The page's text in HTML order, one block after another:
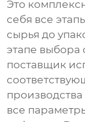
Это
себя все
сырья до
этапе выбора
поставщик
все